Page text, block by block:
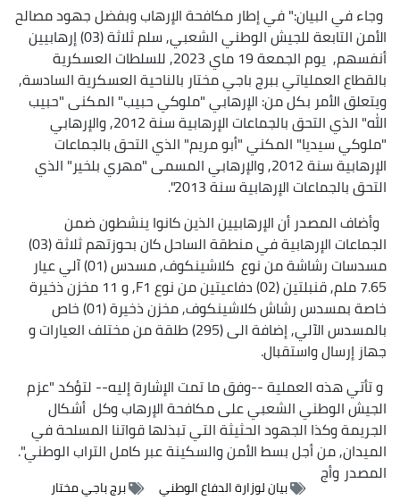
وجاء في البيان:" في إطار مكافحة الإرهاب وبفضل جهود مصالح
الأمن التابعة للجيش الوطني الشعبي, سلم ثلاثة (03) إرهابيين
أنفسهم, يوم الجمعة 19 ماي 2023, للسلطات العسكرية
بالقطاع العملياتي ببرج باجي مختار بالناحية العسكرية السادسة,
ويتعلق الأمر بكل من: الإرهابي "ملوكي حبيب" المكنى "حبيب
الله" الذي التحق بالجماعات الإرهابية سنة 2012, والإرهابي
"ملوكي سيديا" المكني "أبو مريم" الذي التحق بالجماعات
الإرهابية سنة 2012, والإرهابي المسمى "مهري بلخير" الذي
التحق بالجماعات الإرهابية سنة 2013".
وأضاف المصدر أن الإرهابيين الذين كانوا ينشطون ضمن
الجماعات الإرهابية في منطقة الساحل كان بحوزتهم ثلاثة (03)
مسدسات رشاشة من نوع كلاشينكوف, مسدس (01) آلي عيار
7.65 ملم, قنبلتين (02) دفاعيتين من نوع F1, و 11 مخزن ذخيرة
خاصة بمسدس رشاش كلاشينكوف, مخزن ذخيرة (01) خاص
بالمسدس الآلي, إضافة الى (295) طلقة من مختلف العيارات و
جهاز إرسال واستقبال.
و تأتي هذه العملية --وفق ما تمت الإشارة إليه-- لتؤكد "عزم
الجيش الوطني الشعبي على مكافحة الإرهاب وكل أشكال
الجريمة وكذا الجهود الحثيثة التي تبذلها قواتنا المسلحة في
الميدان, من أجل بسط الأمن والسكينة عبر كامل التراب الوطني".
المصدروأج
بيان لوزارة الدفاع الوطني برج باجي مختار